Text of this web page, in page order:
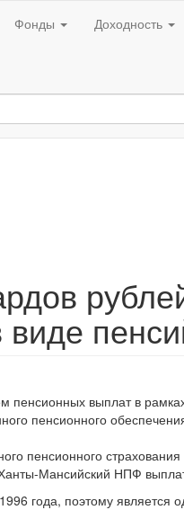
Фонды Доходность
пенсионных выплат в
пенсионного
пенсионного
Мансийский НПФ
года, поэтому является